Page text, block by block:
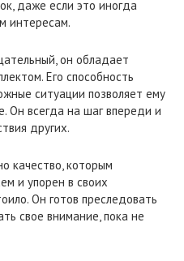
даже если это иногда
интересам.
он обладает
Его способность
ситуации позволяет ему
Он всегда на шаг впереди и
других.
качество, которым
и упорен в своих
Он готов преследовать
свое внимание, пока не